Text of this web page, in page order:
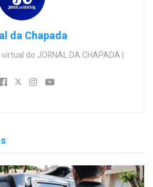
da Chapada
do JORNAL DA CHAPADA |